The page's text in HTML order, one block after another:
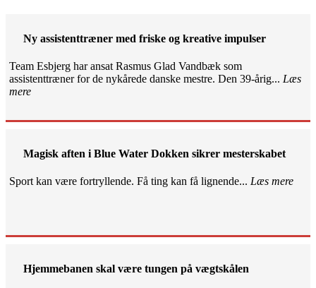
Ny assistenttræner med friske og kreative impulser
Team Esbjerg har ansat Rasmus Glad Vandbæk som
assistenttræner for de nykårede danske mestre. Den 39-årig... Læs
mere
Magisk aften i Blue Water Dokken sikrer mesterskabet
Sport kan være fortryllende. Få ting kan få lignende... Læs mere
Hjemmebanen skal være tungen på vægtskålen